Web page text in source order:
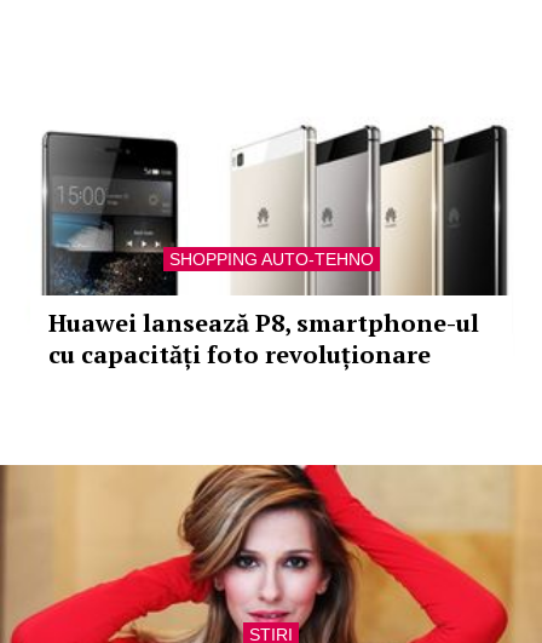
SHOPPING AUTO-TEHNO
Huawei lansează P8, smartphone-ul
cu capacități foto revoluționare
STIRI